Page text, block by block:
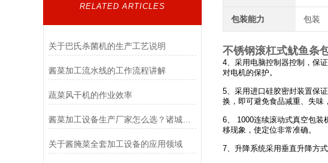
RELATED ARTICLES
关于巴氏杀菌机的生产工艺说明
酱菜加工流水线的工作流程讲解
蔬菜风干机的作业效率
酱菜加工设备生产厂家怎么选？诸城冠通机械为您支招
关于酱腌菜全套加工设备的应用领域
包装能力 包装
不锈钢滚杠式鱿鱼条
4、采用电脑控制器控制，保
对电机的保护。
5、采用进口硅胶密封装置保
换，即可避免食品减重、失味
6、 1000连续滚动式真空包装
移现象，使定位非常准确。
7、升降系统采用垂直升降方